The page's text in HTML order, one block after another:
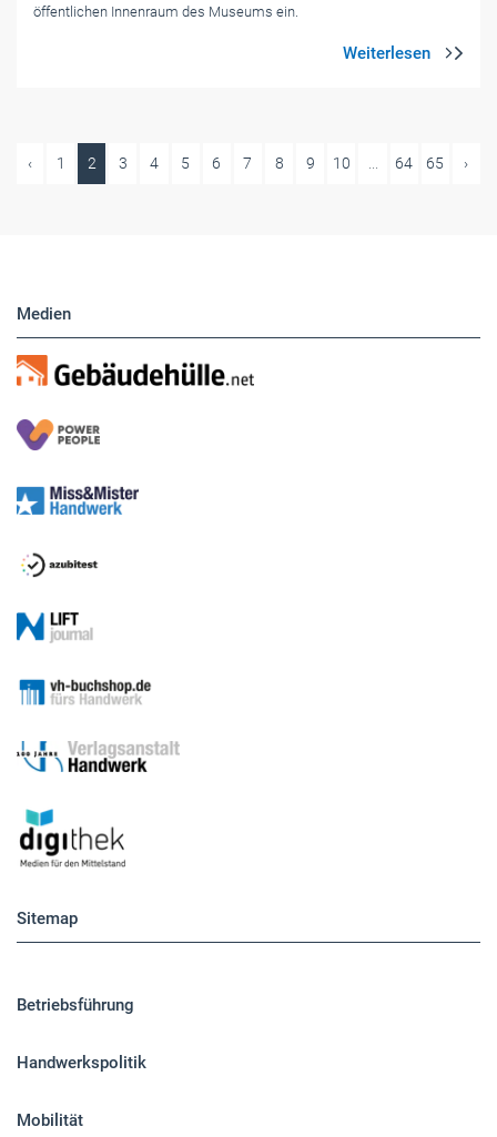
öffentlichen Innenraum des Museums ein.
‹ 1 2 3 4 5 6 7 8 9 10 ... 64 65 ›
Medien
Sitemap
Betriebsführung
Handwerkspolitik
Mobilität